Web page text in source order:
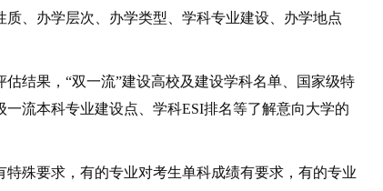
、办学层次、办学类型、学科专业建设、办学地点
果，“双一流”建设高校及建设学科名单、国家级特
流本科专业建设点、学科ESI排名等了解意向大学的
殊要求，有的专业对考生单科成绩有要求，有的专业